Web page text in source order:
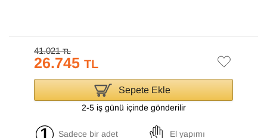
41.021TL
26.745 TL
Sepete Ekle
2-5 iş günü içinde gönderilir
Sadece bir adet El yapımı